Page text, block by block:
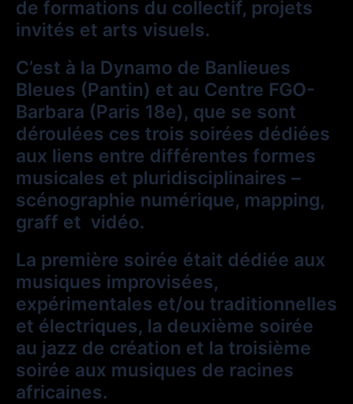
de formations du collectif, projets
invités et arts visuels.
C’est à la Dynamo de Banlieues
Bleues (Pantin) et au Centre FGO-
Barbara (Paris 18e), que se sont
déroulées ces trois soirées dédiées
aux liens entre différentes formes
musicales et pluridisciplinaires –
scénographie numérique, mapping,
graff et vidéo.
La première soirée était dédiée aux
musiques improvisées,
expérimentales et/ou traditionnelles
et électriques, la deuxième soirée
au jazz de création et la troisième
soirée aux musiques de racines
africaines.